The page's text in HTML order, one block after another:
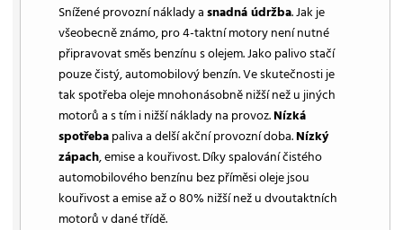
Snížené provozní náklady asnadná údržba. Jak je
všeobecně známo, pro 4-taktní motory není nutné
připravovat směs benzínu s olejem. Jako palivo stačí
pouze čistý, automobilový benzín. Ve skutečnosti je
tak spotřeba oleje mnohonásobně nižší než u jiných
motorů a s tím i nižší náklady na provoz.Nízká
spotřebapaliva a delší akční provozní doba.Nízký
zápach, emise a kouřivost. Díky spalování čistého
automobilového benzínu bez příměsi oleje jsou
kouřivost a emise až o 80% nižší než u dvoutaktních
motorů v dané třídě.